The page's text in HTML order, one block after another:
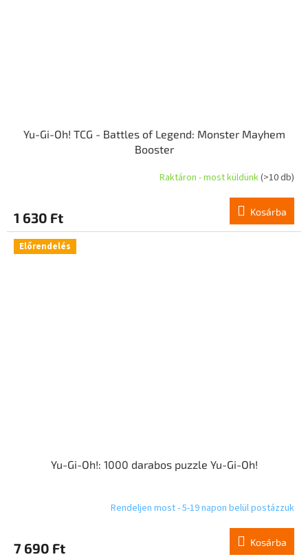
Yu-Gi-Oh! TCG - Battles of Legend: Monster Mayhem
Booster
Raktáron - most küldünk(>10 db)
1 630 Ft Kosárba
Előrendelés
Yu-Gi-Oh!: 1000 darabos puzzle Yu-Gi-Oh!
Rendeljen most - 5-19 napon belül postázzuk
7 690 Ft Kosárba